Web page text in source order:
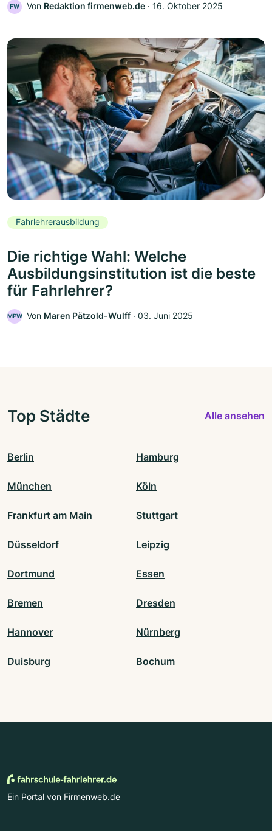
FW Von Redaktion firmenweb.de ‧ 16. Oktober 2025
Fahrlehrerausbildung
Die richtige Wahl: Welche
Ausbildungsinstitution ist die beste
für Fahrlehrer?
MPW Von Maren Pätzold-Wulff ‧ 03. Juni 2025
Top Städte Alle ansehen
Berlin Hamburg
München Köln
Frankfurt am Main Stuttgart
Düsseldorf Leipzig
Dortmund Essen
Bremen Dresden
Hannover Nürnberg
Duisburg Bochum
Ein Portal von Firmenweb.de